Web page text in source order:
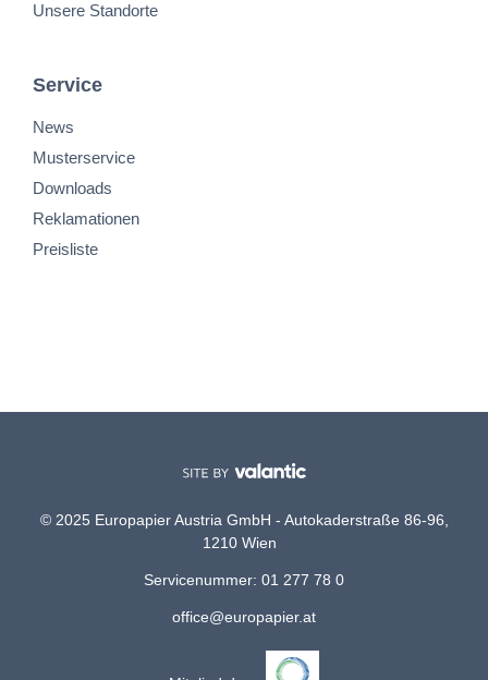
Unsere Standorte
Service
News
Musterservice
Downloads
Reklamationen
Preisliste
© 2025 Europapier Austria GmbH - Autokaderstraße 86-96,
1210 Wien
Servicenummer: 01 277 78 0
office@europapier.at